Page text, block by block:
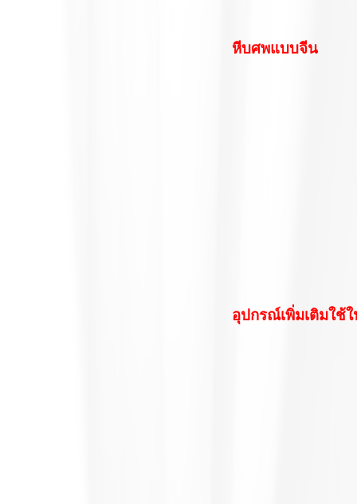
หีบศพแบบจีน
อุปกรณ์เพิ่มเติมใช้